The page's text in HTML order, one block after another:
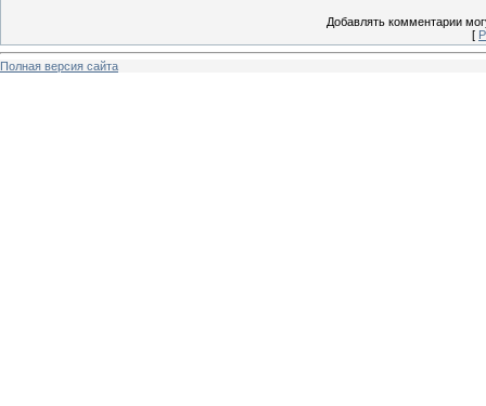
Добавлять комментарии
[
Полная версия сайта